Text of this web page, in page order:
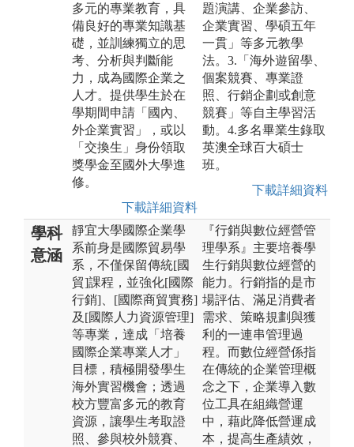
多元的專業教育，具
備良好的專業知識基
礎，並訓練獨立的思
考、分析與判斷能
力，成為國際企業之
人才。提供學生於在
學期間申請「國內、
外企業實習」，或以
「交換生」身份領取
獎學金至國外大學進
修。
下載詳細資料
題演講、企業參訪、
企業實習、學碩五年
一貫」等多元教學
法。3.「海外遊留學、
個案競賽、專業證
照、行銷企劃或創意
競賽」等自主學習活
動。4.多名畢業生錄取
英澳全球百大碩士
班。
下載詳細資料
學科
意涵
靜宜大學國際企業學
系前身是國際貿易學
系，不僅保留傳統[國
貿]課程，並強化[國際
行銷]、[國際商貿實務]
及[國際人力資源管理]
等專業，達成「培養
國際企業專業人才」
目標，積極開發學生
海外實習機會；透過
校方豐富多元的教育
資源，讓學生考取證
照、參與校外競賽、
『行銷與數位經營管
理學系』主要培養學
生行銷與數位經營的
能力。行銷指的是市
場評估、滿足消費者
需求、策略規劃與獲
利的一連串管理過
程。而數位經營係指
在傳統的企業管理概
念之下，企業導入數
位工具在組織營運
中，藉此降低營運成
本，提高生產績效，